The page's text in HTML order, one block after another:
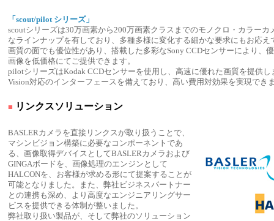
「scout/pilot シリーズ」
scoutシリーズは30万画素から200万画素クラスまでのモノクロ・カラーカ
なラインナップを有しており、多種多様に変化する細かな要求にもお応え
画質の面でも優位性があり、搭載した多彩なSony CCDセンサーにより、
画像を低価格にてご提供できます。
pilotシリーズはKodak CCDセンサーを使用し、高速に優れた画質を提供し
Vision対応のインターフェースを備えており、高い費用対効果を実現でき
■ リンクスソリューション
BASLERカメラを直接リンクスが取り扱うことで、
マシンビジョン構築に必要なコンポーネントであ
る、画像取得デバイスとしてBASLERカメラおよび
GINGAボードを、画像処理のエンジンとして
HALCONを、お客様が求める形にて提案することが
可能となりました。また、弊社ビジネスパートナー
との連携も深め、より高度なエンジニアリングサー
ビスを提供できる体制が整いました。
弊社取り扱い製品が、そして弊社のソリューション